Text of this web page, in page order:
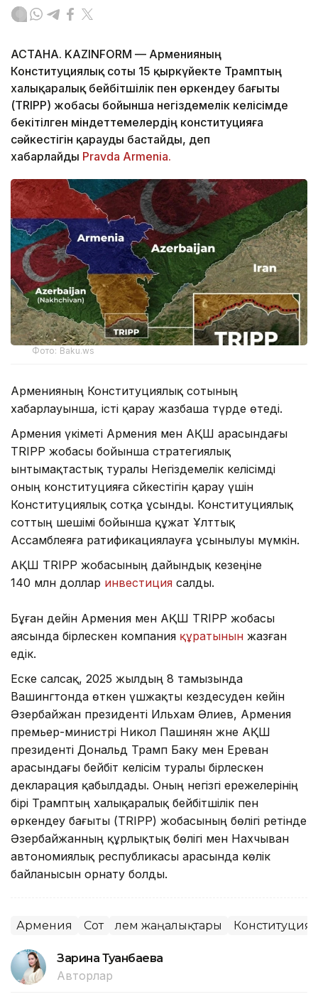
АСТАНА. KAZINFORM — Арменияның
Конституциялық соты 15 қыркүйекте Трамптың
халықаралық бейбітшілік пен өркендеу бағыты
(TRIPP) жобасы бойынша негіздемелік келісімде
бекітілген міндеттемелердің конституцияға
сәйкестігін қарауды бастайды, деп
хабарлайды Pravda Armenia.
Фото: Baku.ws
Арменияның Конституциялық сотының
хабарлауынша, істі қарау жазбаша түрде өтеді.
Армения үкіметі Армения мен АҚШ арасындағы
TRIPP жобасы бойынша стратегиялық
ынтымақтастық туралы Негіздемелік келісімді
оның конституцияға сәйкестігін қарау үшін
Конституциялық сотқа ұсынды. Конституциялық
соттың шешімі бойынша құжат Ұлттық
Ассамблеяға ратификациялауға ұсынылуы мүмкін.
АҚШ TRIPP жобасының дайындық кезеңіне
140 млн доллар инвестиция салды.
Бұған дейін Армения мен АҚШ TRIPP жобасы
аясында бірлескен компания құратынын жазған
едік.
Еске салсақ, 2025 жылдың 8 тамызында
Вашингтонда өткен үшжақты кездесуден кейін
Әзербайжан президенті Ильхам Әлиев, Армения
премьер-министрі Никол Пашинян және АҚШ
президенті Дональд Трамп Баку мен Ереван
арасындағы бейбіт келісім туралы бірлескен
декларация қабылдады. Оның негізгі ережелерінің
бірі Трамптың халықаралық бейбітшілік пен
өркендеу бағыты (TRIPP) жобасының бөлігі ретінде
Әзербайжанның құрлықтық бөлігі мен Нахчыван
автономиялық республикасы арасында көлік
байланысын орнату болды.
Армения Сот Әлем жаңалықтары
Зарина Туғанбаева
Авторлар